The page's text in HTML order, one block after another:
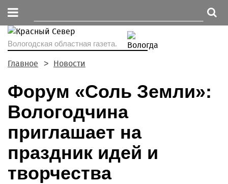
Вологодская областная газета.
Главное Новости
Форум «Соль Земли»:
Вологодчина
приглашает на
праздник идей и
творчества